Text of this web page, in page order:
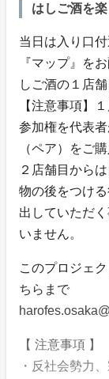
はしご酒を
当日は入り口
『マップ』を
しご酒の１店
【注意事項】
参加権を代表
（ペア）をご
２店舗目から
物の後をつけ
出していただ
いません。
このプロジェ
ちらまで
【 注意事項 】
・反社会勢力